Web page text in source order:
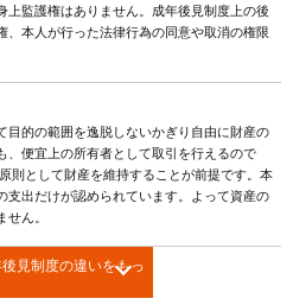
上監護権はありません。成年後見制度上の後
、本人が行った法律行為の同意や取消の権限
目的の範囲を逸脱しないかぎり自由に財産の
、便宜上の所有者として取引を行えるので
則として財産を維持することが前提です。本
支出だけが認められています。よって資産の
ん。
見制度の違いをもっ